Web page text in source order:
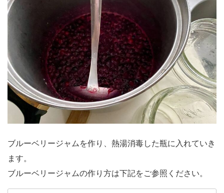
ブルーベリージャムを作り、熱湯消毒した瓶に入れていき
ます。
ブルーベリージャムの作り方は下記をご参照ください。